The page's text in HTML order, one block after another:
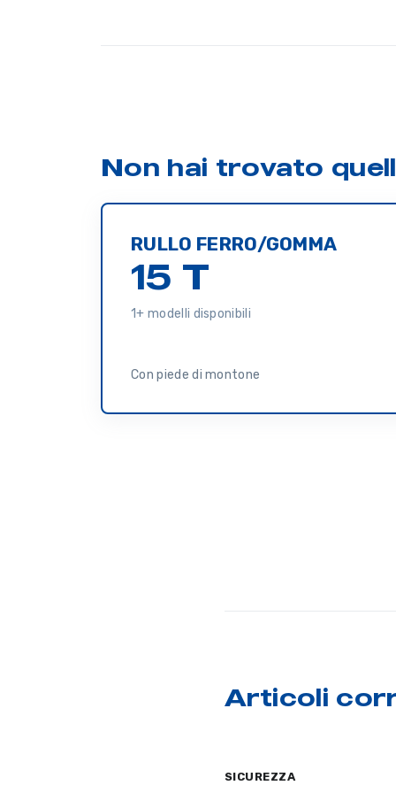
Non hai trovato
RULLO FERRO/GOMMA
15 T
1+ modelli disponibili
Con piede di montone
Articoli
SICUREZZA